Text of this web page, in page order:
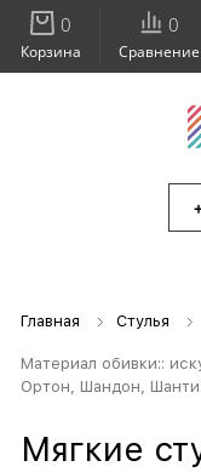
0
Сравнение
0
Корзина
Главная Стулья
Материал обивки::
Ортон, Шандон, Шанти
Мягкие